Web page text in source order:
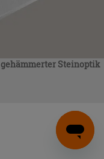
Steinoptik